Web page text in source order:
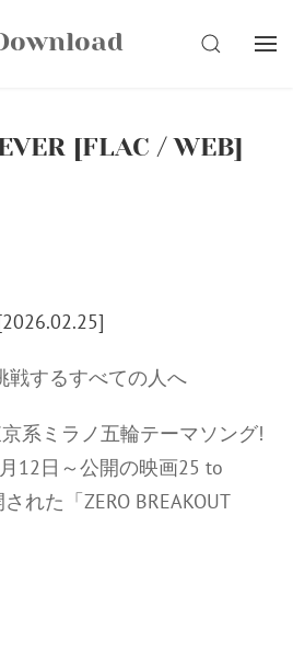
SEARCH
[FLAC / WEB]
戦するすべての人へ
京系ミラノ五輪テーマソング!
12日～公開の映画25 to
れた「ZERO BREAKOUT